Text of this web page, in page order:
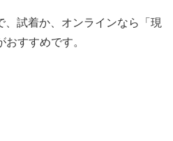
、試着か、オンラインなら「現
すすめです。